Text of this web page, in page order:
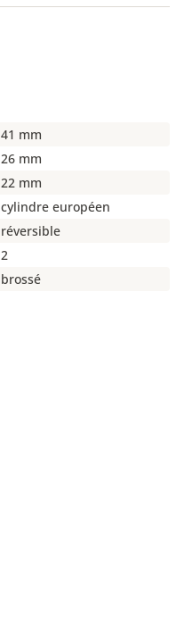
41 mm
26 mm
22 mm
cylindre européen
réversible
2
brossé